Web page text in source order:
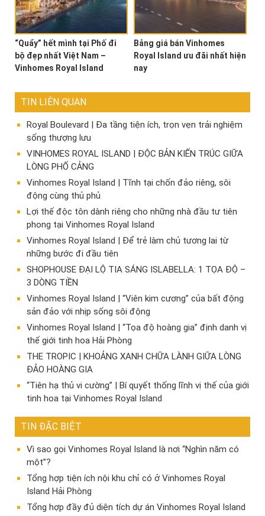
“Quẩy” hết mình tại Phố đi
bộ đẹp nhất Việt Nam –
Vinhomes Royal Island
Bảng giá bán Vinhomes
Royal Island ưu đãi nhất hiện
nay
TIN LIÊN QUAN
Royal Boulevard | Đa tầng tiện ích, trọn vẹn trải nghiệm
sống thượng lưu
VINHOMES ROYAL ISLAND | ĐỘC BẢN KIẾN TRÚC GIỮA
LÒNG PHỐ CẢNG
Vinhomes Royal Island | Tĩnh tại chốn đảo riêng, sôi
động cùng thủ phủ
Lợi thế độc tôn dành riêng cho những nhà đầu tư tiên
phong tại Vinhomes Royal Island
Vinhomes Royal Island | Để trẻ làm chủ tương lai từ
những bước đi đầu tiên
SHOPHOUSE ĐẠI LỘ TIA SÁNG ISLABELLA: 1 TỌA ĐỘ –
3 DÒNG TIỀN
Vinhomes Royal Island | “Viên kim cương” của bất động
sản đảo với nhịp sống sôi động
Vinhomes Royal Island | “Tọa độ hoàng gia” định danh vị
thế giới tinh hoa Hải Phòng
THE TROPIC | KHOẢNG XANH CHỮA LÀNH GIỮA LÒNG
ĐẢO HOÀNG GIA
“Tiên hạ thủ vi cường” | Bí quyết thống lĩnh vị thế của giới
tinh hoa tại Vinhomes Royal Island
TIN ĐẶC BIỆT
Vì sao gọi Vinhomes Royal Island là nơi “Nghìn năm có
một”?
Tổng hợp tiện ích nội khu chỉ có ở Vinhomes Royal
Island Hải Phòng
Tổng hợp đầy đủ diện tích dự án Vinhomes Royal Island